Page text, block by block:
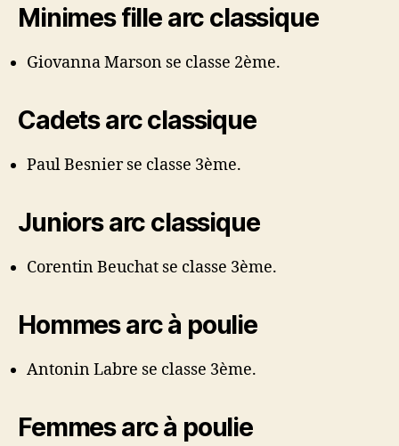
Minimes fille arc classique
Giovanna Marson se classe 2ème.
Cadets arc classique
Paul Besnier se classe 3ème.
Juniors arc classique
Corentin Beuchat se classe 3ème.
Hommes arc à poulie
Antonin Labre se classe 3ème.
Femmes arc à poulie